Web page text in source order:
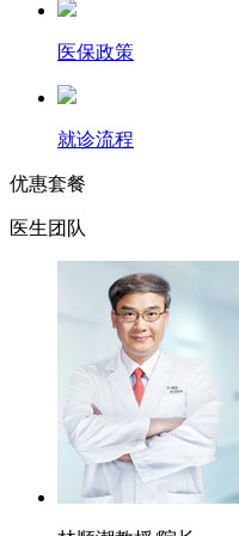
医保政策
就诊流程
优惠套餐
医生团队